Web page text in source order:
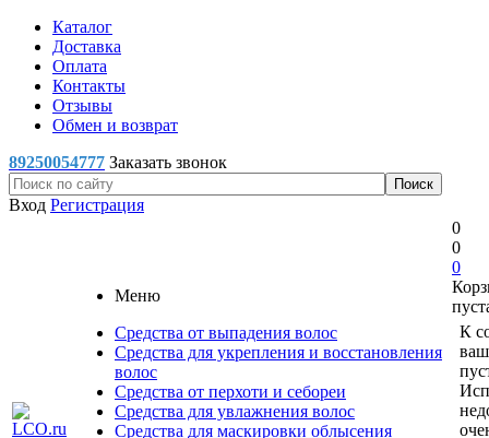
Каталог
Доставка
Оплата
Контакты
Отзывы
Обмен и возврат
89250054777 Заказать звонок
Вход Регистрация
Меню
Средства от выпадения волос
Средства для укрепления и восстановления
волос
Средства от перхоти и себореи
Средства для увлажнения волос
Средства для маскировки облысения
0
0
0
К